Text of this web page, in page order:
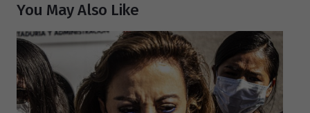
You May Also Like